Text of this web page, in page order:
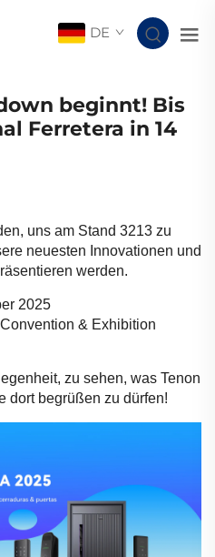
DE
beginnt! Bis
Ferretera in 14
uns am Stand 3213 zu
neuesten Innovationen und
werden.
2025
& Exhibition
zu sehen, was Tenon
dort begrüßen zu dürfen!